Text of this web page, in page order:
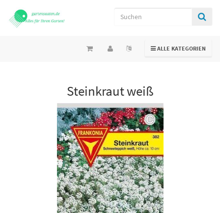
TOGGLE NAVIGATION
ALLE KATEGORIEN
Steinkraut weiß